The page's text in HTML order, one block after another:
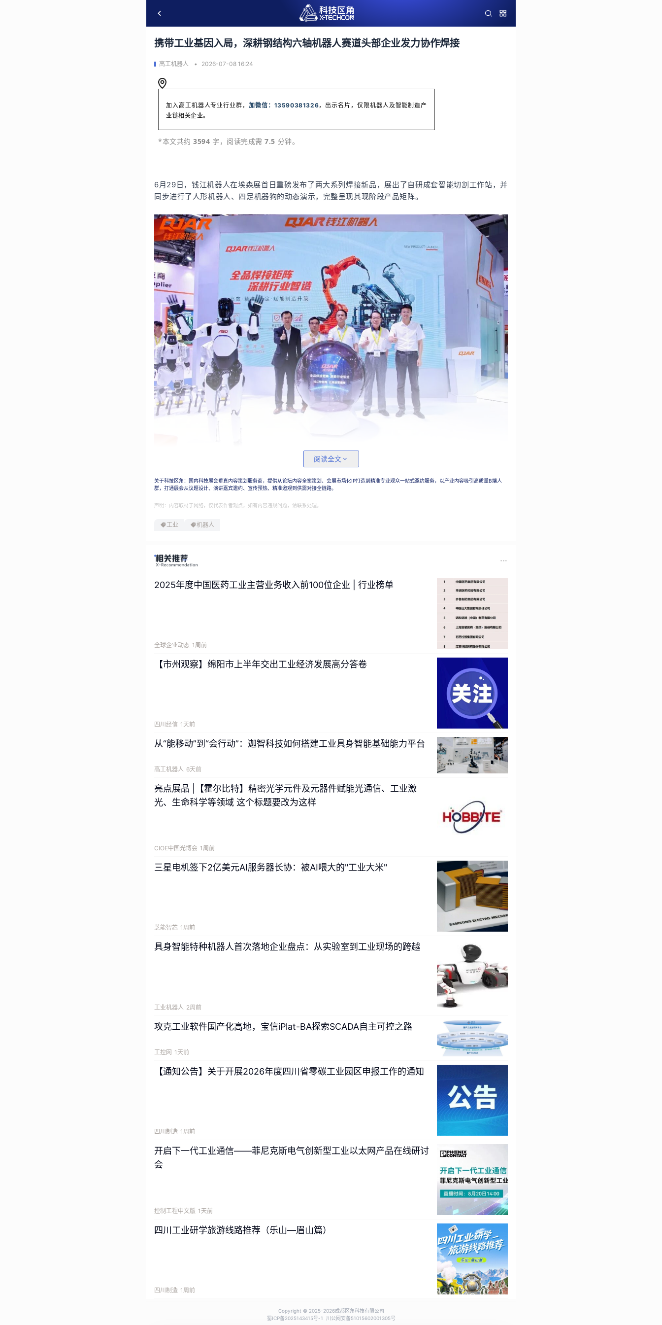
携带工业基因入局，深耕钢结构六轴机器人赛道头部企业发力协作焊接
高工机器人 2026-07-08 16:24
加入高工机器人专业行业群，加微信：13590381326，出示名片，仅限机器人及智能制造产
业链相关企业。
*本文共约 3594 字，阅读完成需 7.5 分钟。
6月29日，钱江机器人在埃森展首日重磅发布了两大系列焊接新品，展出了自研成套智能切割工作站，并
同步进行了人形机器人、四足机器狗的动态演示，完整呈现其现阶段产品矩阵。
钱江机器人总经理梁锐表示，本次发布高速、协作两大系列焊接机器人并非单纯产品迭代，而是基于行业
增长趋势、痛点做出的战略卡位， 通过“一快一柔”双线产品补齐高速焊接、非标柔性改造两大场景，实现
焊接全场景覆盖。
从行业发展基本面来看，焊接自动化替代空间持续释放，钢结构、工程机械、船舶海工、新能源轻量化制
高工机器人产业研究所（GGII）数据预计，
2028年中国焊接机器人市场出货量将达到7.15万台；其中协作焊接细分赛道增速领跑，2025年中国协作
焊接机器人市场销量达5912台，同比增幅93%，预计2026年将攀升至7810台。
2026年上半年通用焊接机器人内卷加剧，但
这意味着，行业竞争已经从
在此背景下，钱江机器人同步推出高速、协作两类焊接机器人新品，并配套全系列智能焊接工作站，以此
解答行业核心命题：身处价格内卷红海，国产焊接机器人企业如何构建差异化竞争优势、实现突围？
高速焊接本体：
工业焊接设备的性能迭代，从来不是实验室里的参数优化，而是产线长期打磨沉淀的实战成果。
在推出QJR6-1500H PRO之前，钱江机器人做了一件很“笨”的事，即深入钢结构、船舶、桥梁、工程机
械的一线工位，长期蹲守。凭借扎实的场景落地能力，
2024年至2025年，其接连签下突破千台的行业
大单，连续两年产值增长超过30%。在2025年底，其更是摘得高工机器人金球奖“中国钢结构行业六轴
阅读全文
关于科技区角：国内科技展会垂直内容策划服务商，提供从论坛内容全案策划、会展市场化IP打造到精准专业观众一站式邀约服务，以产业内容吸引高质量B端人
群，打通展会从议题设计、演讲嘉宾邀约、宣传预热、精准邀观到供需对接全链路。
声明：内容取材于网络，仅代表作者观点，如有内容违规问题，请联系处理。
工业 机器人
2025年度中国医药工业主营业务收入前100位企业 | 行业榜单
全球企业动态 1周前
【市州观察】绵阳市上半年交出工业经济发展高分答卷
四川经信 1天前
从“能移动”到“会行动”：迦智科技如何搭建工业具身智能基础能力平台
高工机器人 6天前
亮点展品 |【霍尔比特】精密光学元件及元器件赋能光通信、工业激
光、生命科学等领域 这个标题要改为这样
CIOE中国光博会 1周前
三星电机签下2亿美元AI服务器长协：被AI喂大的"工业大米"
芝能智芯 1周前
具身智能特种机器人首次落地企业盘点：从实验室到工业现场的跨越
工业机器人 2周前
攻克工业软件国产化高地，宝信iPlat-BA探索SCADA自主可控之路
工控网 1天前
【通知公告】关于开展2026年度四川省零碳工业园区申报工作的通知
四川制造 1周前
开启下一代工业通信——菲尼克斯电气创新型工业以太网产品在线研讨
会
控制工程中文版 1天前
四川工业研学旅游线路推荐（乐山—眉山篇）
四川制造 1周前
Copyright © 2025-2026成都区角科技有限公司
蜀ICP备2025143415号-1
川公网安备51015602001305号